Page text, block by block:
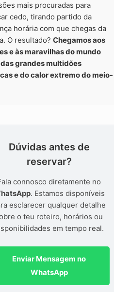
mais procuradas para
cedo, tirando partido da
horária com que chegas da
O resultado?Chegamos aos
e às maravilhas do mundo
grandes multidões
e do calor extremo do meio-
Dúvidas antes de
reservar?
connosco diretamente no
. Estamos disponíveis
esclarecer qualquer detalhe
o teu roteiro, horários ou
em tempo real.
Enviar Mensagem no
WhatsApp